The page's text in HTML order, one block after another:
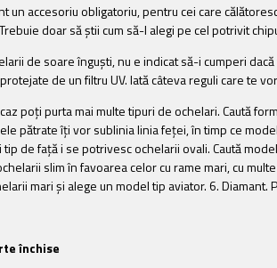
un accesoriu obligatoriu, pentru cei care
doar să știi cum să-l alegi pe cel potrivit
de soare înguşti, nu e indicat să-i cumperi
de un filtru UV. Iată câteva reguli care te
poţi purta mai multe tipuri de ochelari. Caută
pătrate îţi vor sublinia linia feţei, în timp ce
tip de faţă i se potrivesc ochelarii ovali. Caută
slim în favoarea celor cu rame mari, cu
mari şi alege un model tip aviator. 6.
închise